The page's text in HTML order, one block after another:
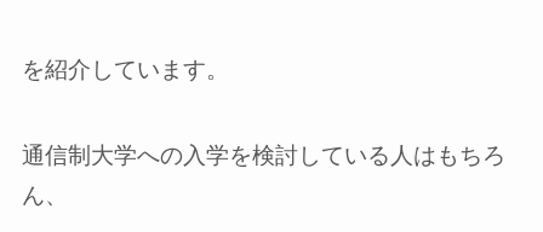
を紹介しています。
通信制大学への入学を検討している人はもちろ
ん、